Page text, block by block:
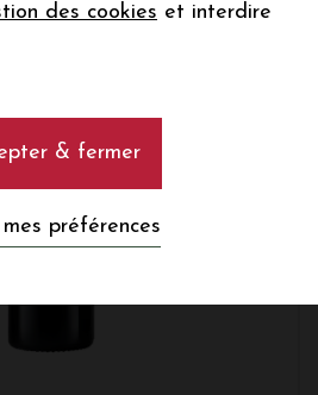
des cookies et interdire
& fermer
préférences
de recevoir la newsletter de la